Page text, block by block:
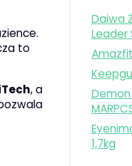
to
, a
Daiwa
Leader
Demon
1,7kg